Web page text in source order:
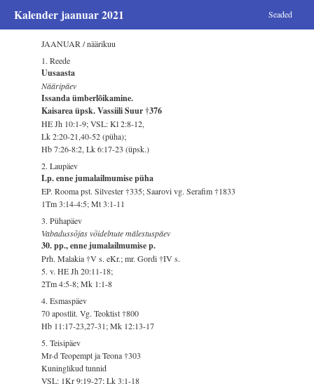
Kalender jaanuar 2021 Seaded
JAANUAR / näärikuu
1. Reede
Uusaasta
Nääripäev
Issanda ümberlõikamine.
Kaisarea üpsk. Vassiili Suur †376
HE Jh 10:1-9; VSL: Kl 2:8-12,
Lk 2:20-21,40-52 (püha);
Hb 7:26-8:2, Lk 6:17-23 (üpsk.)
2. Laupäev
Lp. enne jumalailmumise püha
EP. Rooma pst. Silvester †335; Saarovi vg. Serafim †1833
1Tm 3:14-4:5; Mt 3:1-11
3. Pühapäev
Vabadussõjas võidelnute mälestuspäev
30. pp., enne jumalailmumise p.
Prh. Malakia †V s. eKr.; mr. Gordi †IV s.
5. v. HE Jh 20:11-18;
2Tm 4:5-8; Mk 1:1-8
4. Esmaspäev
70 apostlit. Vg. Teoktist †800
Hb 11:17-23,27-31; Mk 12:13-17
5. Teisipäev
Mr-d Teopempt ja Teona †303
Kuninglikud tunnid
VSL: 1Kr 9:19-27; Lk 3:1-18